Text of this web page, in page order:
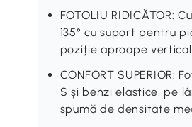
FOTOLIU RIDICĂTOR:
135° cu suport pentru
poziție aproape
CONFORT
S și benzi elastice, pe
spumă de densitate